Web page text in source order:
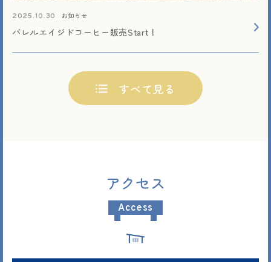
2025.10.30 お知らせ
バレルエイジドコーヒー販売Start！
すべて見る
アクセス
Access